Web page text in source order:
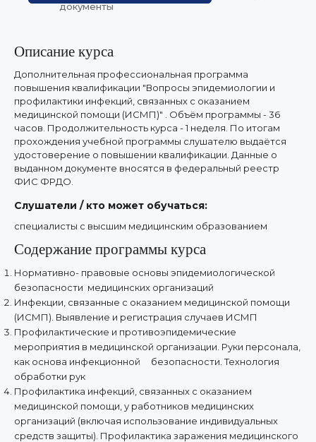
документы
Описание курса
Дополнительная профессиональная программа
повышения квалификации "Вопросы эпидемиологии и
профилактики инфекций, связанных с оказанием
медицинской помощи (ИСМП)" . Объём программы - 36
часов. Продолжительность курса - 1 неделя. По итогам
прохождения учебной программы слушателю выдаётся
удостоверение о повышении квалификации. Данные о
выданном документе вносятся в федеральный реестр
ФИС ФРДО.
Слушатели / кто может обучаться:
специалисты с высшим медицинским образованием
Содержание программы курса
Нормативно- правовые основы эпидемиологической
безопасности медицинских организаций
Инфекции, связанные с оказанием медицинской помощи
(ИСМП). Выявление и регистрация случаев ИСМП
Профилактические и противоэпидемические
мероприятия в медицинской организации. Руки персонала,
как основа инфекционной безопасности. Технология
обработки рук
Профилактика инфекций, связанных с оказанием
медицинской помощи, у работников медицинских
организаций (включая использование индивидуальных
средств защиты). Профилактика заражения медицинского